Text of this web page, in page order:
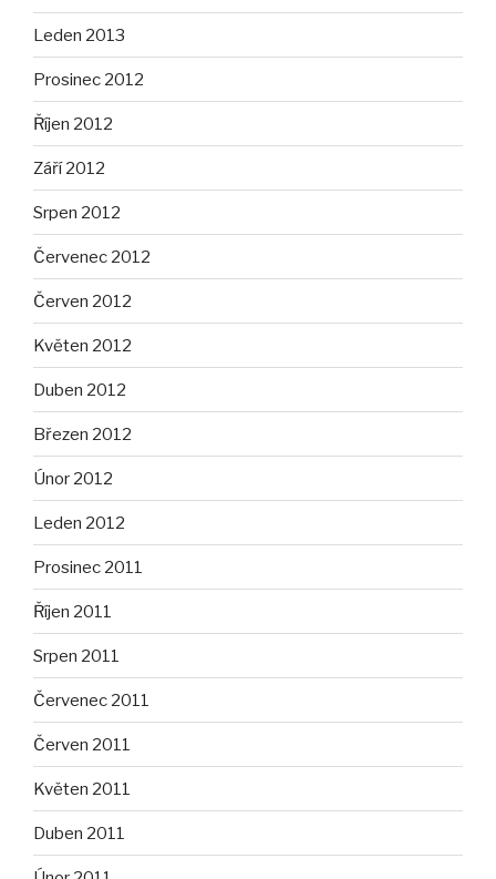
Leden 2013
Prosinec 2012
Říjen 2012
Září 2012
Srpen 2012
Červenec 2012
Červen 2012
Květen 2012
Duben 2012
Březen 2012
Únor 2012
Leden 2012
Prosinec 2011
Říjen 2011
Srpen 2011
Červenec 2011
Červen 2011
Květen 2011
Duben 2011